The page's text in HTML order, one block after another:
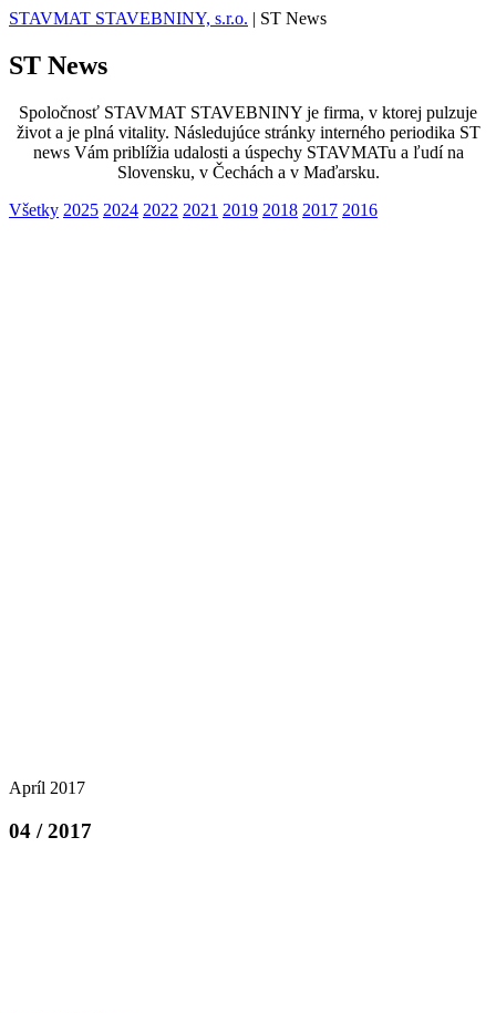
STAVMAT STAVEBNINY, s.r.o. | ST News
ST News
Spoločnosť STAVMAT STAVEBNINY je firma, v ktorej pulzuje
život a je plná vitality. Následujúce stránky interného periodika ST
news Vám priblížia udalosti a úspechy STAVMATu a ľudí na
Slovensku, v Čechách a v Maďarsku.
Všetky 2025 2024 2022 2021 2019 2018 2017 2016
Apríl 2017
04 / 2017